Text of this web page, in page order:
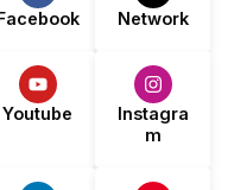
Network
Youtube
Instagra
m